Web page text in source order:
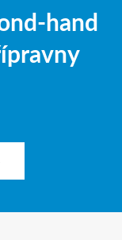
hand